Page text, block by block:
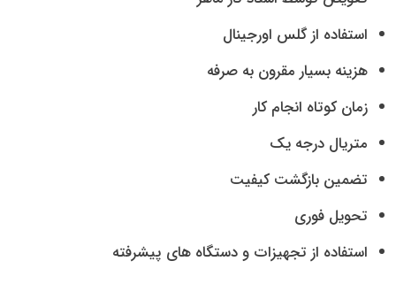
استفاده از گلس اورجینال
هزینه بسیار مقرون به صرفه
زمان کوتاه انجام کار
متریال درجه یک
تضمین بازگشت کیفیت
تحویل فوری
استفاده از تجهیزات و دستگاه های پیشرفته